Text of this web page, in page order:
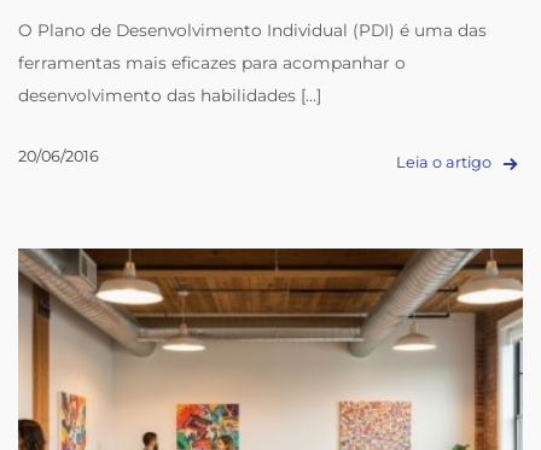
O Plano de Desenvolvimento Individual (PDI) é uma das
ferramentas mais eficazes para acompanhar o
desenvolvimento das habilidades [...]
20/06/2016 Leia o artigo